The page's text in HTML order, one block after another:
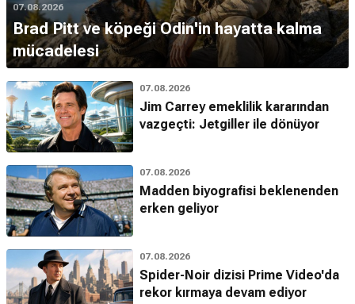
07.08.2026
Brad Pitt ve köpeği Odin'in hayatta kalma
mücadelesi
07.08.2026
Jim Carrey emeklilik kararından
vazgeçti: Jetgiller ile dönüyor
07.08.2026
Madden biyografisi beklenenden
erken geliyor
07.08.2026
Spider-Noir dizisi Prime Video'da
rekor kırmaya devam ediyor